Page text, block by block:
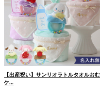
【出産祝い】サンリオラトルタオルお
ケ...